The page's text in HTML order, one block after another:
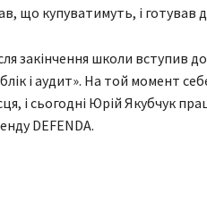
що купуватимуть, і готував
закінчення школи вступив
і аудит». На той момент
і сьогодні Юрій Якубчук
DEFENDA.